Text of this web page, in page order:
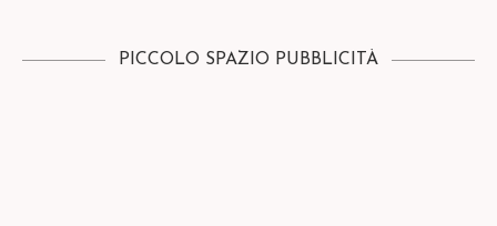
PICCOLO SPAZIO PUBBLICITÀ